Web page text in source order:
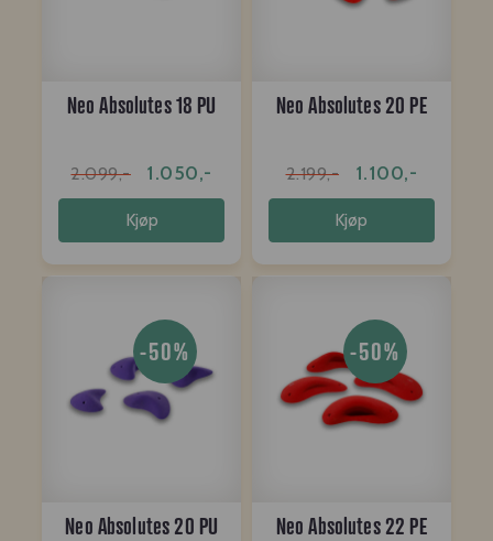
Neo Absolutes 18 PU
2.099,- 1.050,-
Kjøp
Neo Absolutes 20 PE
2.199,- 1.100,-
Kjøp
-50%
Neo Absolutes 20 PU
-50%
Neo Absolutes 22 PE